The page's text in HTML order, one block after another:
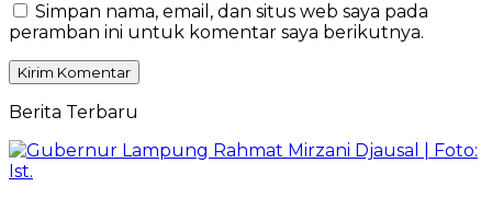
Simpan nama, email, dan situs web saya pada
peramban ini untuk komentar saya berikutnya.
Berita Terbaru